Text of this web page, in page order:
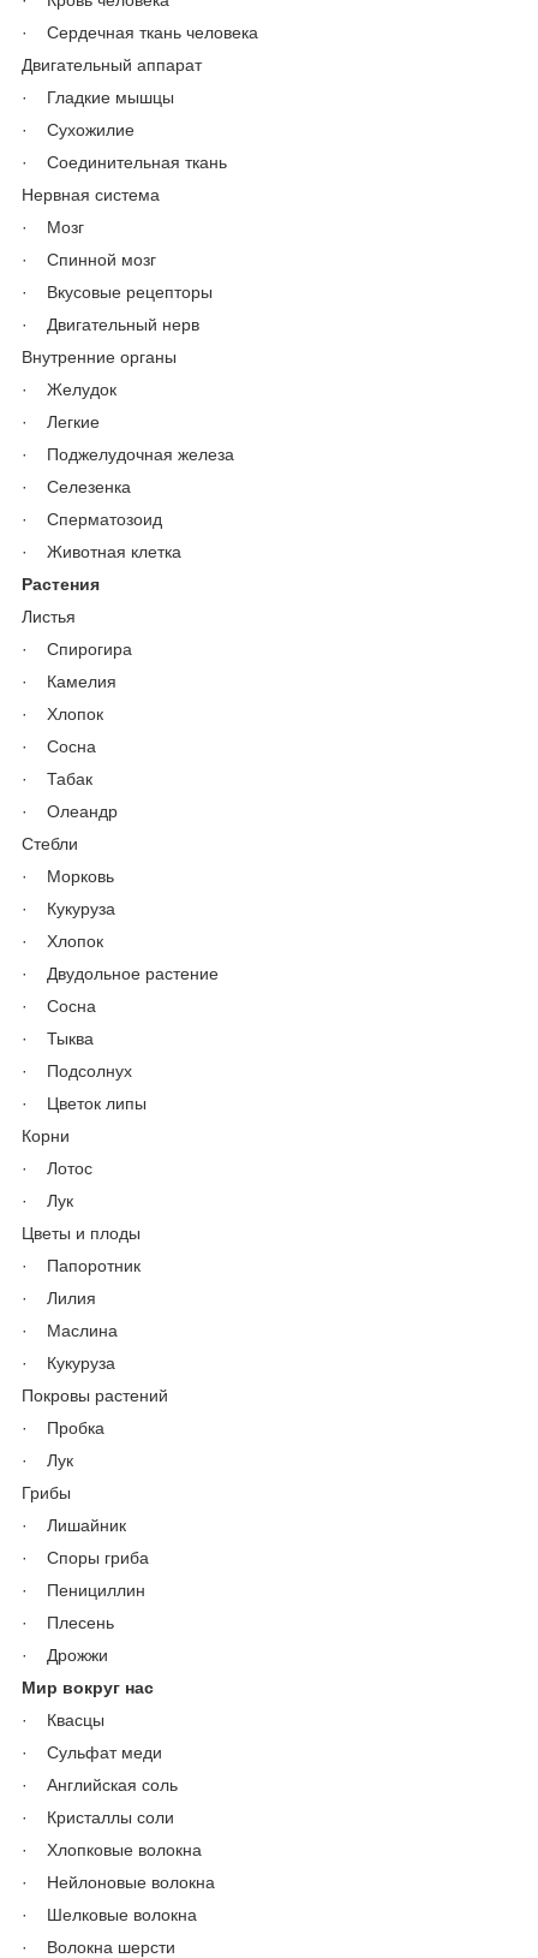
· Сердечная ткань человека
Двигательный аппарат
· Гладкие мышцы
· Сухожилие
· Соединительная ткань
Нервная система
· Мозг
· Спинной мозг
· Вкусовые рецепторы
· Двигательный нерв
Внутренние органы
· Желудок
· Легкие
· Поджелудочная железа
· Селезенка
· Сперматозоид
· Животная клетка
Растения
Листья
· Спирогира
· Камелия
· Хлопок
· Сосна
· Табак
· Олеандр
Стебли
· Морковь
· Кукуруза
· Хлопок
· Двудольное растение
· Сосна
· Тыква
· Подсолнух
· Цветок липы
Корни
· Лотос
· Лук
Цветы и плоды
· Папоротник
· Лилия
· Маслина
· Кукуруза
Покровы растений
· Пробка
· Лук
Грибы
· Лишайник
· Споры гриба
· Пенициллин
· Плесень
· Дрожжи
Мир вокруг нас
· Квасцы
· Сульфат меди
· Английская соль
· Кристаллы соли
· Хлопковые волокна
· Нейлоновые волокна
· Шелковые волокна
· Волокна шерсти